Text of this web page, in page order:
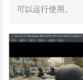
可以运行使用。